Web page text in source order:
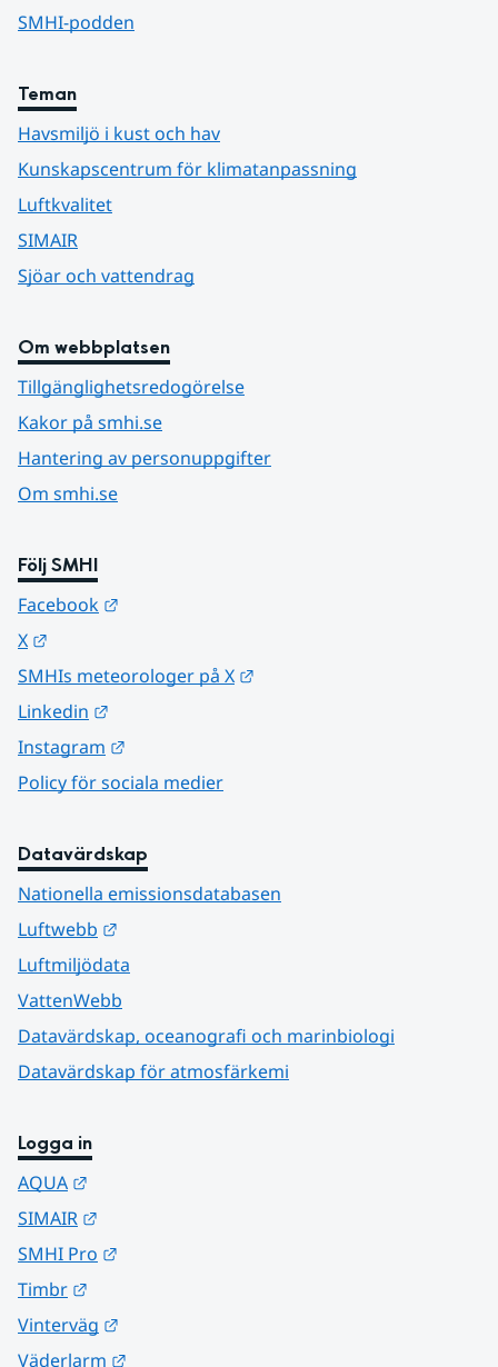
SMHI-podden
Teman
Havsmiljö i kust och hav
Kunskapscentrum för klimatanpassning
Luftkvalitet
SIMAIR
Sjöar och vattendrag
Om webbplatsen
Tillgänglighetsredogörelse
Kakor på smhi.se
Hantering av personuppgifter
Om smhi.se
Följ SMHI
Facebook
X
SMHIs meteorologer på X
Linkedin
Instagram
Policy för sociala medier
Datavärdskap
Nationella emissionsdatabasen
Luftwebb
Luftmiljödata
VattenWebb
Datavärdskap, oceanografi och marinbiologi
Datavärdskap för atmosfärkemi
Logga in
AQUA
SIMAIR
SMHI Pro
Timbr
Vinterväg
Väderlarm